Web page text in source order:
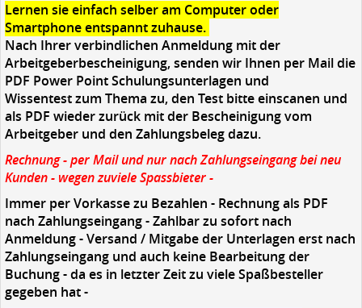
Lernen sie einfach selber am Computer oder
Smartphone entspannt zuhause.
Nach Ihrer verbindlichen Anmeldung mit der
Arbeitgeberbescheinigung, senden wir Ihnen per Mail die
PDF Power Point Schulungsunterlagen und
Wissentest zum Thema zu, den Test bitte einscanen und
als PDF wieder zurück mit der Bescheinigung vom
Arbeitgeber und den Zahlungsbeleg dazu.
Rechnung - per Mail und nur nach Zahlungseingang bei neu
Kunden - wegen zuviele Spassbieter -
Immer per Vorkasse zu Bezahlen - Rechnung als PDF
nach Zahlungseingang - Zahlbar zu sofort nach
Anmeldung - Versand / Mitgabe der Unterlagen erst nach
Zahlungseingang und auch keine Bearbeitung der
Buchung - da es in letzter Zeit zu viele Spaßbesteller
gegeben hat -